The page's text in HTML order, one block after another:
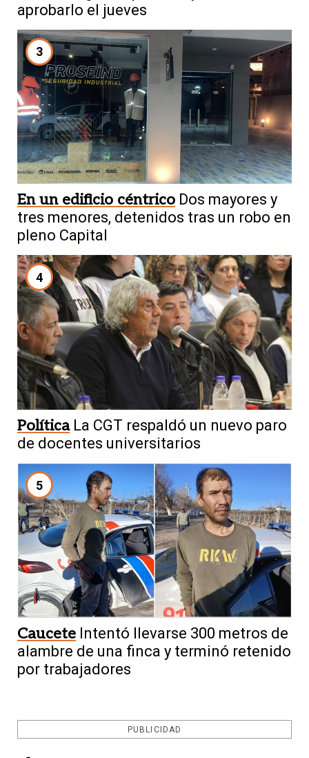
aprobarlo el jueves
3
En un edificio céntrico Dos mayores y
tres menores, detenidos tras un robo en
pleno Capital
4
Política La CGT respaldó un nuevo paro
de docentes universitarios
5
Caucete Intentó llevarse 300 metros de
alambre de una finca y terminó retenido
por trabajadores
PUBLICIDAD